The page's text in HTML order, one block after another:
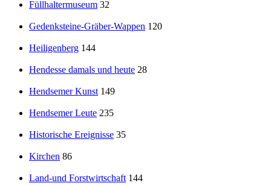
Füllhaltermuseum 32
Gedenksteine-Gräber-Wappen 120
Heiligenberg 144
Hendesse damals und heute 28
Hendsemer Kunst 149
Hendsemer Leute 235
Historische Ereignisse 35
Kirchen 86
Land-und Forstwirtschaft 144